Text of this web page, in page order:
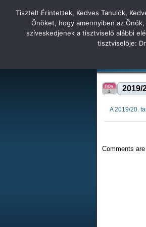
Főoldal
2019/
nov
4
A 2019/20.
Comments
Tatabányai Árpád Gimnázium 2
Tisztelt Érintettek, Kedves Tanulók,
Önöket, hogy amennyiben az
szíveskedjenek a tisztviselő alábbi
tisztviselője: